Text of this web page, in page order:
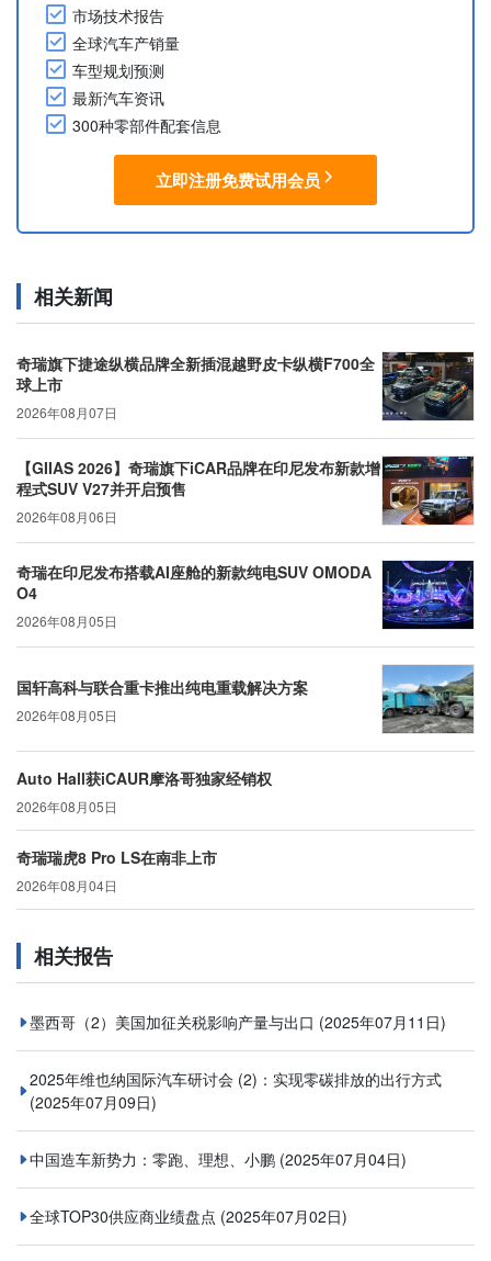
市场技术报告
全球汽车产销量
车型规划预测
最新汽车资讯
300种零部件配套信息
立即注册免费试用会员
相关新闻
奇瑞旗下捷途纵横品牌全新插混越野皮卡纵横F700全
球上市
2026年08月07日
【GIIAS 2026】奇瑞旗下iCAR品牌在印尼发布新款增
程式SUV V27并开启预售
2026年08月06日
奇瑞在印尼发布搭载AI座舱的新款纯电SUV OMODA
O4
2026年08月05日
国轩高科与联合重卡推出纯电重载解决方案
2026年08月05日
Auto Hall获iCAUR摩洛哥独家经销权
2026年08月05日
奇瑞瑞虎8 Pro LS在南非上市
2026年08月04日
相关报告
墨西哥（2）美国加征关税影响产量与出口 (2025年07月11日)
2025年维也纳国际汽车研讨会 (2)：实现零碳排放的出行方式
(2025年07月09日)
中国造车新势力：零跑、理想、小鹏 (2025年07月04日)
全球TOP30供应商业绩盘点 (2025年07月02日)